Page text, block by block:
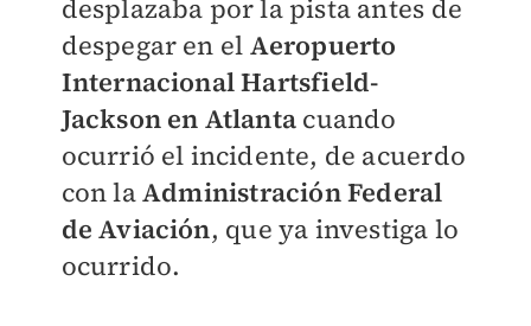
desplazaba por la pista antes de
despegar en el Aeropuerto
Internacional Hartsfield-
Jackson en Atlanta cuando
ocurrió el incidente, de acuerdo
con laAdministración Federal
de Aviación, que ya investiga lo
ocurrido.